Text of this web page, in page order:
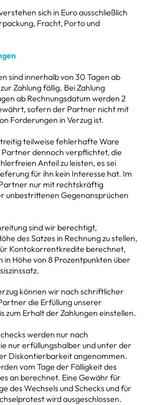
sich in Euro ausschließlich
Fracht, Porto und
sind innerhalb von 30 Tagen ab
Zahlung fällig. Bei Zahlung
ab Rechnungsdatum werden 2
sofern der Partner nicht mit
Forderungen in Verzug ist.
teilweise fehlerhafte Ware
dennoch verpflichtet, die
Anteil zu leisten, es sei
für ihn kein Interesse hat. Im
nur mit rechtskräftig
unbestrittenen Gegenansprüchen
sind wir berechtigt,
des Satzes in Rechnung zu stellen,
Kontokorrentkredite berechnet,
in Höhe von 8 Prozentpunkten über
können wir nach schriftlicher
die Erfüllung unserer
zum Erhalt der Zahlungen einstellen.
werden nur nach
nur erfüllungshalber und unter der
Diskontierbarkeit angenommen.
vom Tage der Fälligkeit des
an berechnet. Eine Gewähr für
des Wechsels und Schecks und für
wird ausgeschlossen.